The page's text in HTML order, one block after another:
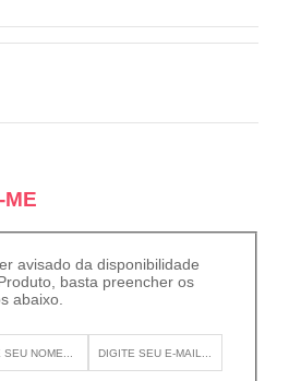
ME
avisado da disponibilidade
basta preencher os
abaixo.